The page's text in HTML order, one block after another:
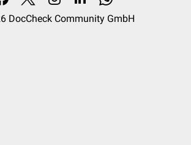
DocCheck Community GmbH